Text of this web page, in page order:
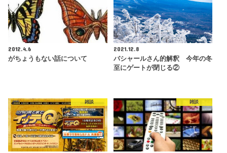
2012.4.6
がちょうもない話について
2021.12.8
バシャールさん的解釈 今年の冬
至にゲートが閉じる②
雑談 雑談